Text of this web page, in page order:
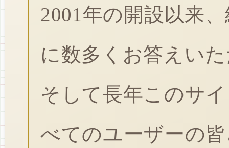
2001年の開設以来
に数多くお答えい
そして長年このサ
べてのユーザーの